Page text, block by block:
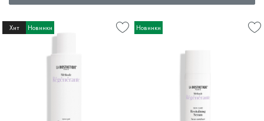
Хит Новинки Новинки